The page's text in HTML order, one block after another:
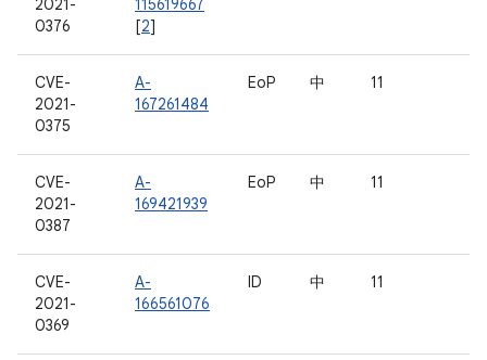
2021-
0376
115619667
[2]
CVE-
2021-
0375
A-
167261484
EoP 中 11
CVE-
2021-
0387
A-
169421939
EoP 中 11
CVE-
2021-
0369
A-
166561076
ID 中 11